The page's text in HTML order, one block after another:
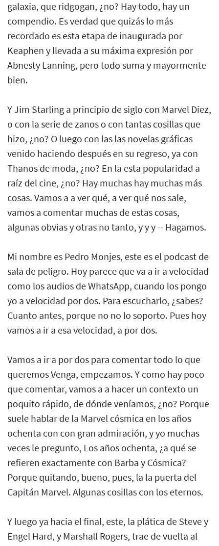
galaxia, que ridgogan, ¿no? Hay todo, hay un
compendio. Es verdad que quizás lo más
recordado es esta etapa de inaugurada por
Keaphen y llevada a su máxima expresión por
Abnesty Lanning, pero todo suma y mayormente
bien.
Y Jim Starling a principio de siglo con Marvel Diez,
o con la serie de zanos o con tantas cosillas que
hizo, ¿no? O luego con las las novelas gráficas
venido haciendo después en su regreso, ya con
Thanos de moda, ¿no? En la esta popularidad a
raíz del cine, ¿no? Hay muchas hay muchas más
cosas. Vamos a a ver qué, a ver qué nos sale,
vamos a comentar muchas de estas cosas,
algunas obvias y otras no tanto, y y y -- Hagamos.
Mi nombre es Pedro Monjes, este es el podcast de
sala de peligro. Hoy parece que va a ir a velocidad
como los audios de WhatsApp, cuando los pongo
yo a velocidad por dos. Para escucharlo, ¿sabes?
Cuanto antes, porque no no lo soporto. Pues hoy
vamos a ir a esa velocidad, a por dos.
Vamos a ir a por dos para comentar todo lo que
queremos Venga, empezamos. Y como hay poco
que comentar, vamos a a hacer un contexto un
poquito rápido, de dónde veníamos, ¿no? Porque
suele hablar de la Marvel cósmica en los años
ochenta con con gran admiración, y yo muchas
veces le pregunto, Los años ochenta, ¿a qué se
refieren exactamente con Barba y Cósmica?
Porque quitando, bueno, pues, la la puerta del
Capitán Marvel. Algunas cosillas con los eternos.
Y luego ya hacia el final, este, la plática de Steve y
Engel Hard, y Marshall Rogers, trae de vuelta al